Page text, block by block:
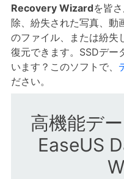
Recovery Wizardを皆
除、紛失された写真、動
のファイル、または紛失
復元できます。SSDデー
います？このソフトで、
ださい。
高機能デ
EaseUS